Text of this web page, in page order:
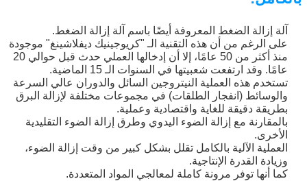
آلة إزالة الضغط المعروفة أيضًا باسم آلة إزالة الضغط.
على الرغم من أن هذه التقنية الـ "كريوجينيك ديفلاشينغ" موجودة
منذ أكثر من 50 عامًا، إلا أن إدخالها العملي حدث قبل حوالي 20
عامًا. وقد ارتفعت شعبيتها في السنوات الـ 15 الماضية.
تستخدم هذه العملية النيتروجين السائل والدوران عالي السرعة
والوسائط (انفجار الطلقات) في مجموعات مختلفة لإزالة البرق
بطريقة دقيقة للغاية واقتصادية وعملية.
بالمقارنة مع إزالة الضوء اليدوي وطرق إزالة الضوء التقليدية
الأخرى.
العملية الآلية بالكامل تقلل بشكل كبير من وقت إزالة الضوء،
وزيادة القدرة الإنتاجية.
كما أنها توفر مرونة كاملة لمعالجي المواد المتعددة.